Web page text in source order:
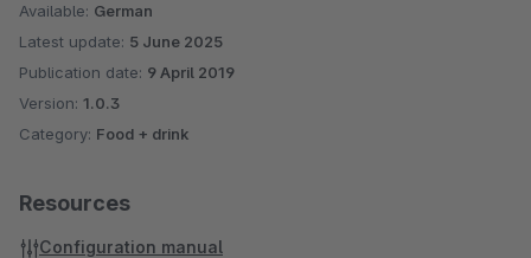
Available: German
Latest update: 5 June 2025
Publication date: 9 April 2019
Version: 1.0.3
Category: Food + drink
Resources
Configuration manual